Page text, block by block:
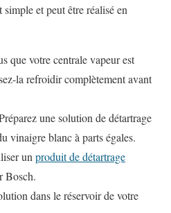
et peut être réalisé en
que votre centrale vapeur est
la refroidir complètement avant
une solution de détartrage
vinaigre blanc à parts égales.
un produit de détartrage
Bosch.
dans le réservoir de votre